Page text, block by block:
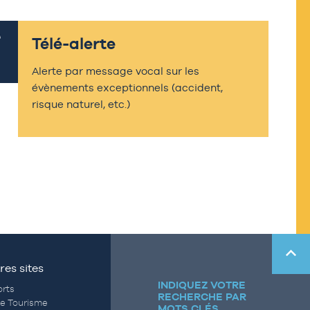
Télé-alerte
Alerte par message vocal sur les
évènements exceptionnels (accident,
risque naturel, etc.)
sites
Tourisme
INDIQUEZ VOTRE
RECHERCHE PAR